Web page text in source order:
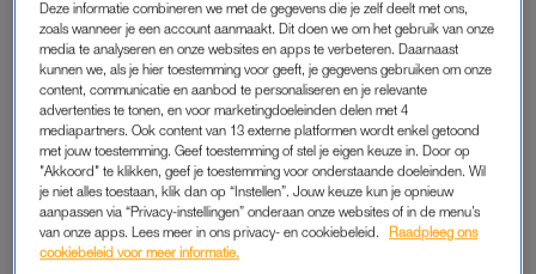
met familie en vrienden”, vertelt Britney aanAmericanVogue.
“We wilden warme, vrouwelijke kleuren, waaronderblush
crème en goud, en veel verschillende tinten roze, blushen
rood.”
Het stel was al verloofd sinds september 2021, maar nu was
de dag eindelijk daar. Britney droeg een klassieke, off-the-
shoulder jurk van Versace die speciaal voor haar gemaakt is.
Sam droeg een smoking van hetzelfde merk.
Deze informatie combineren we met de gegevens die je zelf deelt met ons,
zoals wanneer je een account aanmaakt. Dit doen we om het gebruik van onze
media te analyseren en onze websites en apps te verbeteren. Daarnaast
kunnen we, als je hier toestemming voor geeft, je gegevens gebruiken om onze
content, communicatie en aanbod te personaliseren en je relevante
advertenties te tonen, en voor marketingdoeleinden delen met 4
mediapartners. Ook content van 13 externe platformen wordt enkel getoond
met jouw toestemming. Geef toestemming of stel je eigen keuze in. Door op
"Akkoord" te klikken, geef je toestemming voor onderstaande doeleinden. Wil
je niet alles toestaan, klik dan op “Instellen”. Jouw keuze kun je opnieuw
aanpassen via “Privacy-instellingen” onderaan onze websites of in de menu’s
van onze apps. Lees meer in ons privacy- en cookiebeleid.
Raadpleeg ons
cookiebeleid voor meer informatie.